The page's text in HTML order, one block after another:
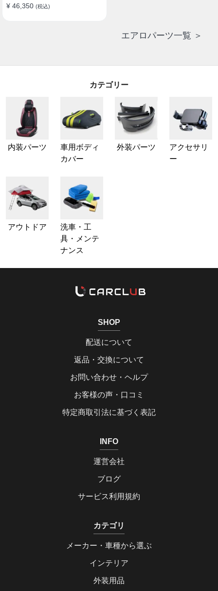
¥ 46,350 (税込)
エアロパーツ一覧 ＞
カテゴリー
内装パーツ
車用ボディ
カバー
外装パーツ
アクセサリ
ー
アウトドア
洗車・工
具・メンテ
ナンス
SHOP
配送について
返品・交換について
お問い合わせ・ヘルプ
お客様の声・口コミ
特定商取引法に基づく表記
INFO
運営会社
ブログ
サービス利用規約
カテゴリ
メーカー・車種から選ぶ
インテリア
外装用品